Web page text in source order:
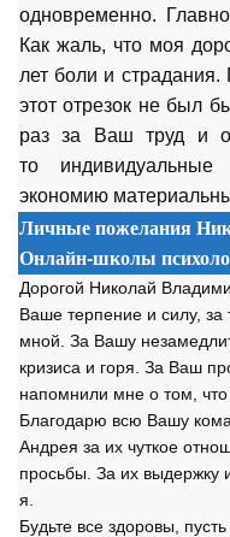
одновременно.
Как жаль, что моя
лет боли и
этот отрезок не был
раз за Ваш труд и
то
экономию
Личные пожелания
Онлайн-школы
Дорогой Николай
Ваше терпение и силу,
мной. За Вашу
кризиса и горя. За Ваш
напомнили мне о том,
Благодарю всю Вашу
Андрея за их чуткое
просьбы. За их выдержку
я.
Будьте все здоровы,